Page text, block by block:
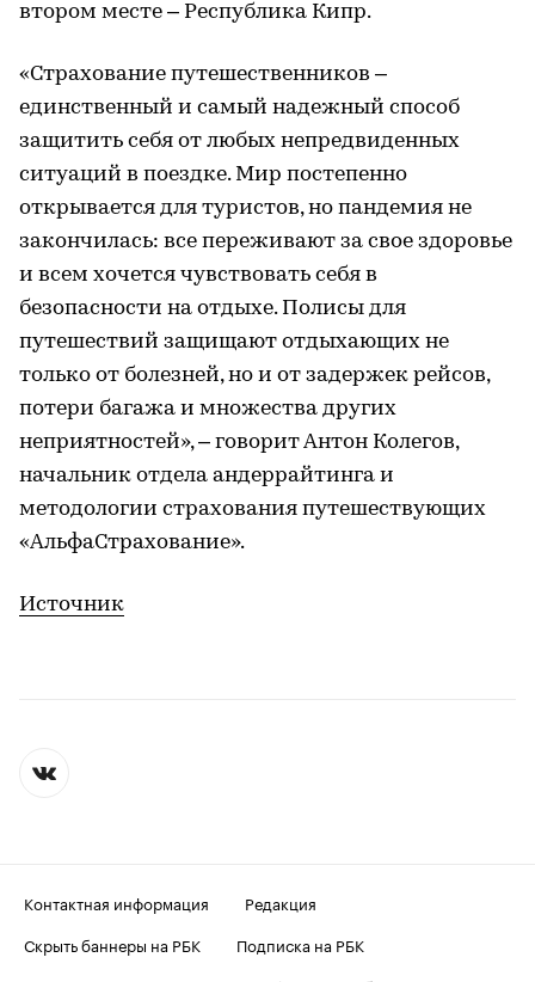
втором месте – Республика Кипр.
«Страхование путешественников –
единственный и самый надежный способ
защитить себя от любых непредвиденных
ситуаций в поездке. Мир постепенно
открывается для туристов, но пандемия не
закончилась: все переживают за свое здоровье
и всем хочется чувствовать себя в
безопасности на отдыхе. Полисы для
путешествий защищают отдыхающих не
только от болезней, но и от задержек рейсов,
потери багажа и множества других
неприятностей», – говорит Антон Колегов,
начальник отдела андеррайтинга и
методологии страхования путешествующих
«АльфаСтрахование».
Источник
Контактная информация
Редакция
Скрыть баннеры на РБК
Подписка на РБК